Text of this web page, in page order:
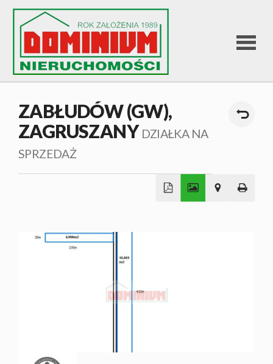
STRONA
ZABŁUDÓW (GW),
ZAGRUSZANY DZIAŁKA NA
SPRZEDAŻ
−